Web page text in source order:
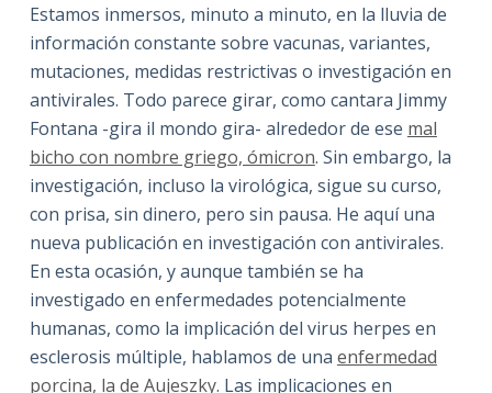
n
d
o
Estamos inmersos, minuto a minuto, en la lluvia de
información constante sobre vacunas, variantes,
mutaciones, medidas restrictivas o investigación en
antivirales. Todo parece girar, como cantara Jimmy
Fontana -gira il mondo gira- alrededor de ese mal
bicho con nombre griego, ómicron. Sin embargo, la
investigación, incluso la virológica, sigue su curso,
con prisa, sin dinero, pero sin pausa. He aquí una
nueva publicación en investigación con antivirales.
En esta ocasión, y aunque también se ha
investigado en enfermedades potencialmente
humanas, como la implicación del virus herpes en
esclerosis múltiple, hablamos de una enfermedad
porcina, la de Aujeszky. Las implicaciones en